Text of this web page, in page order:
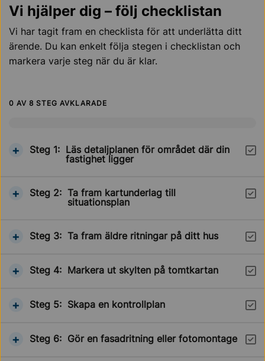
Vi hjälper dig – följ checklistan
Vi har tagit fram en checklista för att underlätta ditt
ärende. Du kan enkelt följa stegen i checklistan och
markera varje steg när du är klar.
0 AV 8 STEG AVKLARADE
Visa information om
Steg 1: Läs detaljplanen för området där din
fastighet ligger
Visa information om
Steg 2: Ta fram kartunderlag till
situationsplan
Visa information om
Steg 3: Ta fram äldre ritningar på ditt hus
Visa information om
Steg 4: Markera ut skylten på tomtkartan
Visa information om
Steg 5: Skapa en kontrollplan
Visa information om
Steg 6: Gör en fasadritning eller fotomontage